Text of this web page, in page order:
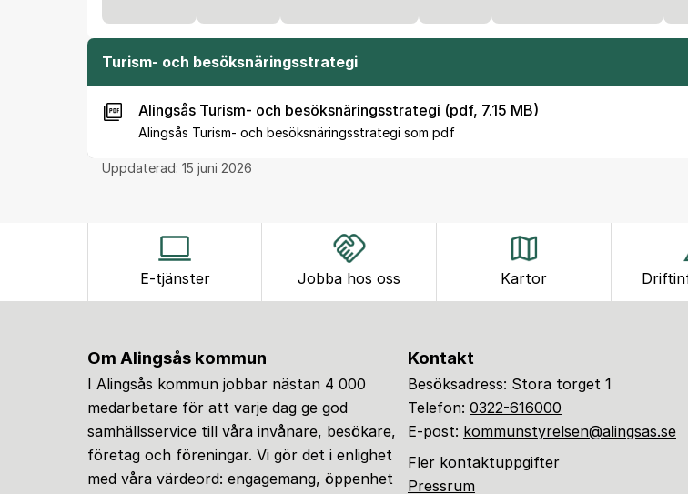
Turism- och besöksnäringsstrategi
Alingsås Turism- och besöksnäringsstrategi (pdf, 7.15 MB)
Alingsås Turism- och besöksnäringsstrategi som pdf
Uppdaterad: 15 juni 2026
E-tjänster Jobba hos oss Kartor
Om Alingsås kommun
I Alingsås kommun jobbar nästan 4 000
medarbetare för att varje dag ge god
samhällsservice till våra invånare, besökare,
företag och föreningar. Vi gör det i enlighet
med våra värdeord: engagemang, öppenhet
Kontakt
Besöksadress: Stora torget 1
Telefon: 0322-616000
E-post: kommunstyrelsen@alingsas.se
Fler kontaktuppgifter
Pressrum